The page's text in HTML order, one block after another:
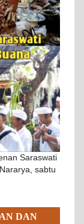
Saraswati
sabtu
DAN